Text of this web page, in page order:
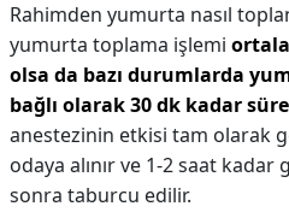
Rahimden yumurta nasıl
yumurta toplama işlemi
olsa da bazı durumlarda
bağlı olarak 30 dk kadar
anestezinin etkisi tam olarak
odaya alınır ve 1-2 saat
sonra taburcu edilir.